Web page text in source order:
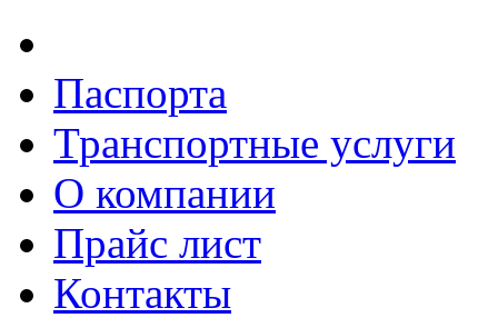
Паспорта
Транспортные услуги
О компании
Прайс лист
Контакты